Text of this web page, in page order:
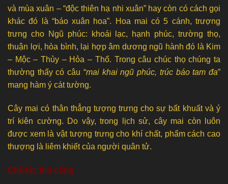
và mùa xuân – “độc thiên hạ nhi xuân” hay còn có cách gọi
khác đó là “báo xuân hoa”. Hoa mai có 5 cánh, trượng
trưng cho Ngũ phúc: khoái lạc, hạnh phúc, trường thọ,
thuận lợi, hòa bình, lại hợp âm dương ngũ hành đó là Kim
– Mộc – Thủy – Hỏa – Thổ. Trong câu chúc thọ chúng ta
thường thấy có câu “mai khai ngũ phúc, trúc báo tam đa”
mang hàm ý cát tường.
Cây mai có thân thẳng tượng trưng cho sự bất khuất và ý
trí kiên cường. Do vậy, trong lịch sử, cây mai còn luôn
được xem là vật tượng trưng cho khí chất, phẩm cách cao
thượng là liêm khiết của người quân tử.
Chế tác thủ công